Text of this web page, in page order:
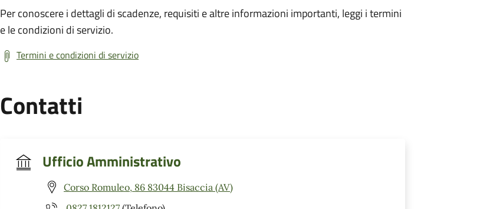
Per conoscere i dettagli di scadenze, requisiti e altre informazioni importanti, leggi i termini
e le condizioni di servizio.
Termini e condizioni di servizio
Contatti
Ufficio Amministrativo
Corso Romuleo, 86 83044 Bisaccia (AV)